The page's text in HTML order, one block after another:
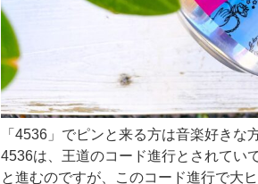
「4536」でピンと来る方は音楽好きな
4536は、王道のコード進行とされてい
と進むのですが、
このコード進行で大